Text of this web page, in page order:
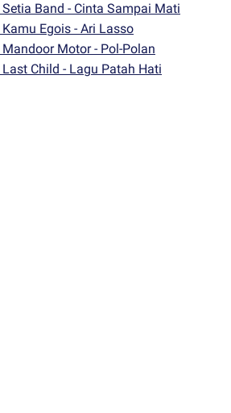
Band - Cinta Sampai Mati
Egois - Ari Lasso
Motor - Pol-Polan
Child - Lagu Patah Hati